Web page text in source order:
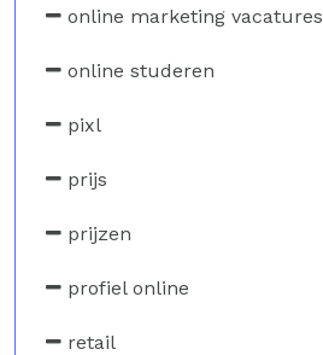
online marketing vacatures
online studeren
pixl
prijs
prijzen
profiel online
retail